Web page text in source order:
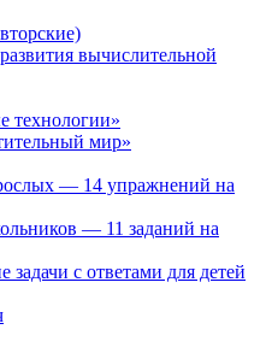
вычислительной
технологии»
мир»
— 14 упражнений на
— 11 заданий на
задачи с ответами для детей